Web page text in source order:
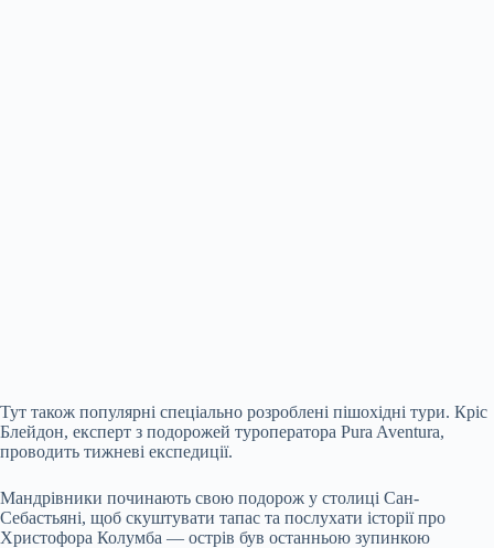
Тут також популярні спеціально розроблені пішохідні тури. Кріс
Блейдон, експерт з подорожей туроператора Pura Aventura,
проводить тижневі експедиції.
Мандрівники починають свою подорож у столиці Сан-
Себастьяні, щоб скуштувати тапас та послухати історії про
Христофора Колумба — острів був останньою зупинкою